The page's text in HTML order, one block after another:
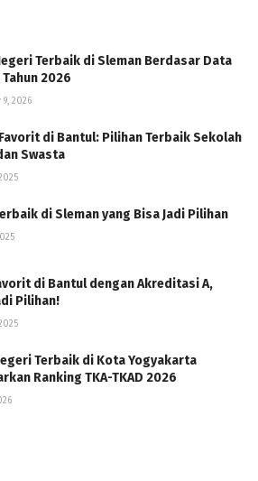
Terbaik di Sleman Berdasar Data
2026
9, 2026
di Bantul: Pilihan Terbaik Sekolah
Swasta
di Sleman yang Bisa Jadi Pilihan
di Bantul dengan Akreditasi A,
Pilihan!
Terbaik di Kota Yogyakarta
Ranking TKA-TKAD 2026